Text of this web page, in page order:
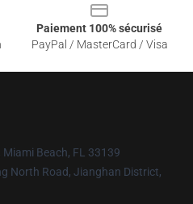
Paiement 100% sécurisé
PayPal / MasterCard / Visa
Miami Beach, FL 33139
North Road, Jianghan District,